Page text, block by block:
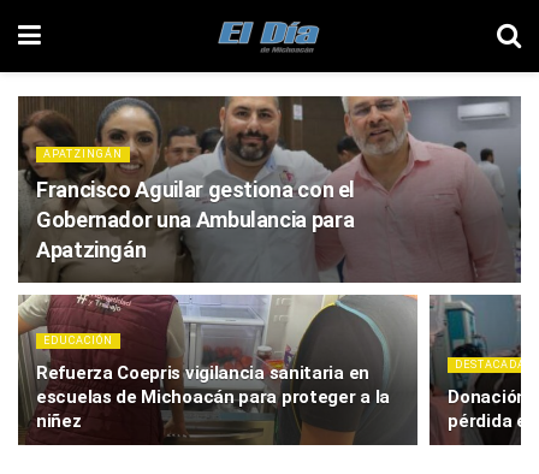
APATZINGÁN
Francisco Aguilar gestiona con el
Gobernador una Ambulancia para
Apatzingán
EDUCACIÓN
Refuerza Coepris vigilancia sanitaria en
escuelas de Michoacán para proteger a la
niñez
DESTACADAS
Donación
pérdida